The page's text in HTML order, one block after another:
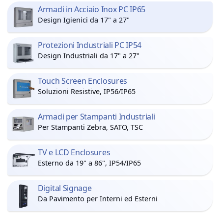
Armadi in Acciaio Inox PC IP65
Design Igienici da 17" a 27"
Protezioni Industriali PC IP54
Design Industriali da 17" a 27"
Touch Screen Enclosures
Soluzioni Resistive, IP56/IP65
Armadi per Stampanti Industriali
Per Stampanti Zebra, SATO, TSC
TV e LCD Enclosures
Esterno da 19" a 86", IP54/IP65
Digital Signage
Da Pavimento per Interni ed Esterni